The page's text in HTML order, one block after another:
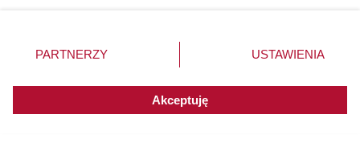
pokazują, co działo się przed
szubienicą
zmienić/wycofać klikając przycisk ustawień prywatności
znajdujący się w lewym dolnym rogu strony. Niektóre
użytkownika, ale masz prawo sprzeciwić się takiemu
przetwarzaniu. Preferencje będą miały zastosowania do
PARTNERZY USTAWIENIA
Akceptuję